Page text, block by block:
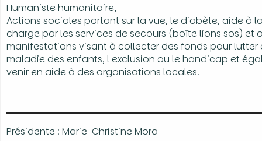
Humaniste humanitaire,
Actions sociales portant sur la vue, le diabète, aide à
charge par les services de secours (boîte lions sos) et
manifestations visant à collecter des fonds pour lutter
maladie des enfants, l exclusion ou le handicap et
venir en aide à des organisations locales.
Présidente : Marie-Christine Mora